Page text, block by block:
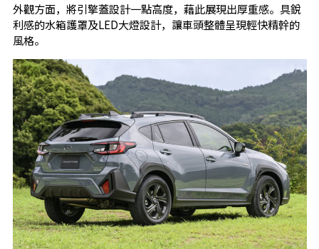
外觀方面，將引擎蓋設計一點高度，藉此展現出厚重感。具銳
利感的水箱護罩及LED大燈設計，讓車頭整體呈現輕快精幹的
風格。